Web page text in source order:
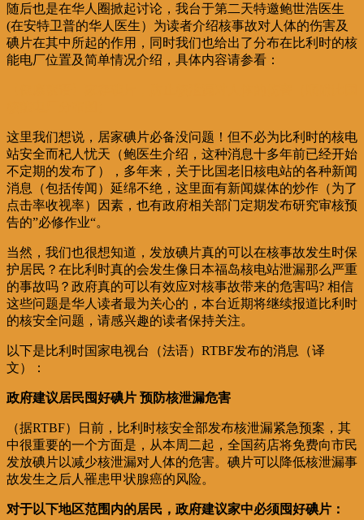
随后也是在华人圈掀起讨论，我台于第二天特邀鲍世浩医生
(在安特卫普的华人医生）为读者介绍核事故对人体的伤害及
碘片在其中所起的作用，同时我们也给出了分布在比利时的核
能电厂位置及简单情况介绍，具体内容请参看：
这里我们想说，居家碘片必备没问题！但不必为比利时的核电
站安全而杞人忧天（鲍医生介绍，这种消息十多年前已经开始
不定期的发布了），多年来，关于比国老旧核电站的各种新闻
消息（包括传闻）延绵不绝，这里面有新闻媒体的炒作（为了
点击率收视率）因素，也有政府相关部门定期发布研究审核预
告的”必修作业“。
当然，我们也很想知道，发放碘片真的可以在核事故发生时保
护居民？在比利时真的会发生像日本福岛核电站泄漏那么严重
的事故吗？政府真的可以有效应对核事故带来的危害吗? 相信
这些问题是华人读者最为关心的，本台近期将继续报道比利时
的核安全问题，请感兴趣的读者保持关注。
以下是比利时国家电视台（法语）RTBF发布的消息（译
文）：
政府建议居民囤好碘片 预防核泄漏危害
（据RTBF）日前，比利时核安全部发布核泄漏紧急预案，其
中很重要的一个方面是，从本周二起，全国药店将免费向市民
发放碘片以减少核泄漏对人体的危害。碘片可以降低核泄漏事
故发生之后人罹患甲状腺癌的风险。
对于以下地区范围内的居民，政府建议家中必须囤好碘片：